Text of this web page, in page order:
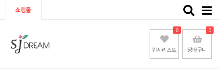
쇼핑몰
Toggle
위시리스트
0
장바구니
0